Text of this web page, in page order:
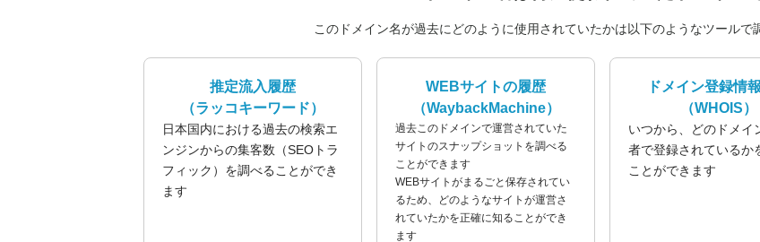
このドメイン名が過去にどのように使用されていたかは以下のようなツールで
推定流入履歴
（ラッコキーワード）
日本国内における過去の検索エ
ンジンからの集客数（SEOトラ
フィック）を調べることができ
ます
WEBサイトの履歴
（WaybackMachine）
過去このドメインで運営されていた
サイトのスナップショットを調べる
ことができます
WEBサイトがまるごと保存されてい
るため、どのようなサイトが運営さ
れていたかを正確に知ることができ
ます
ドメイン登録情
（WHOIS）
いつから、どのドメイ
者で登録されているか
ことができます